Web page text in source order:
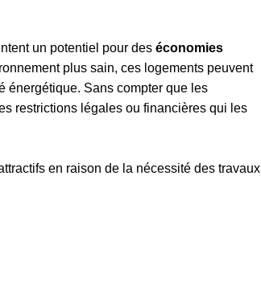
un potentiel pour des économies
plus sain, ces logements peuvent
énergétique. Sans compter que les
restrictions légales ou financières qui les
en raison de la nécessité des travaux